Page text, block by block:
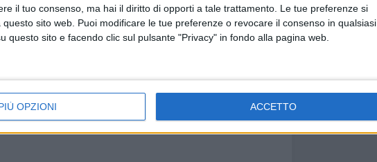
il tuo consenso, ma hai il diritto di opporti a tale trattamento. Le tue preferenze si
sito web. Puoi modificare le tue preferenze o revocare il consenso in qualsiasi
questo sito e facendo clic sul pulsante "Privacy" in fondo alla pagina web.
OPZIONI ACCETTO
8 AGOSTO 2026
Latitanti del clan Capriati
arrestati, le parole del colonnello